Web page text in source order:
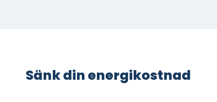
Sänk din energikostnad